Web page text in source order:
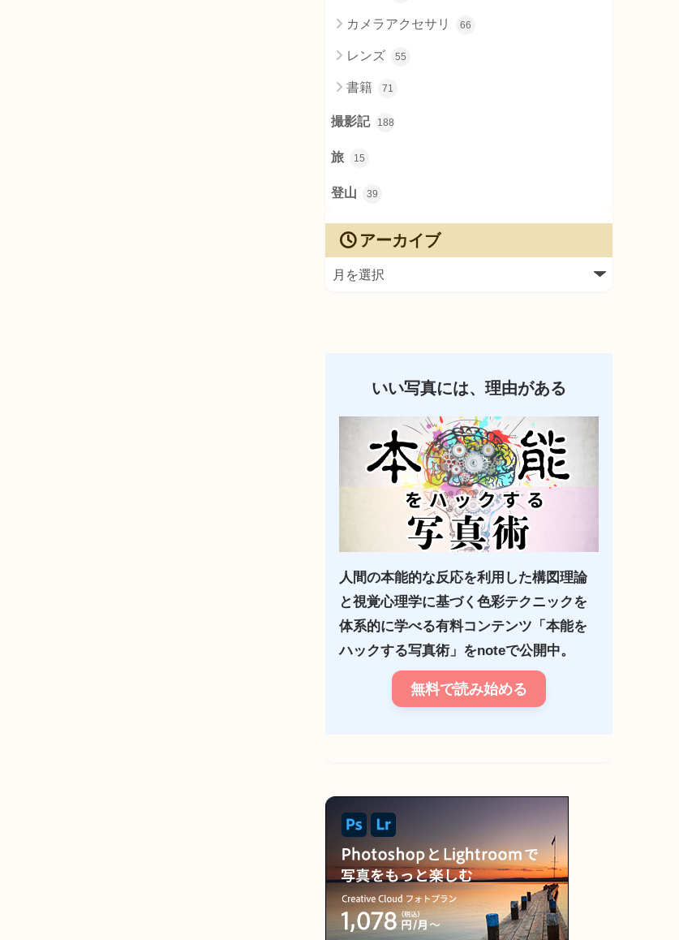
カメラアクセサリ 66
レンズ 55
書籍 71
撮影記 188
旅 15
登山 39
アーカイブ
いい写真には、理由がある
人間の本能的な反応を利用した構図理論
と視覚心理学に基づく色彩テクニックを
体系的に学べる有料コンテンツ「本能を
ハックする写真術」をnoteで公開中。
無料で読み始める